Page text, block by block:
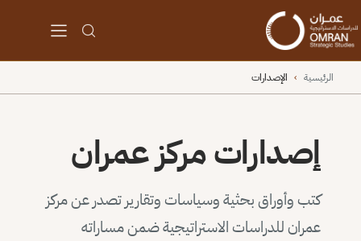
الرئيسية › الإصدارات
إصدارات مركز عمران
كتب وأوراق بحثية وسياسات وتقارير تصدر عن مركز
عمران للدراسات الاستراتيجية ضمن مساراته